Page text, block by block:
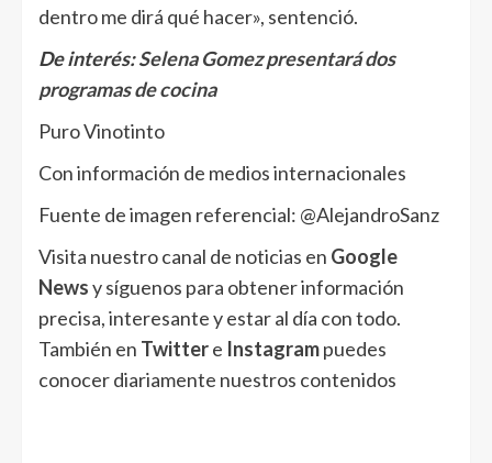
dentro me dirá qué hacer», sentenció.
De interés:Selena Gomez presentará dos
programas de cocina
Puro Vinotinto
Con información de medios internacionales
Fuente de imagen referencial: @AlejandroSanz
Visita nuestro canal de noticias en Google
Newsy síguenos para obtener información
precisa, interesante y estar al día con todo.
También en Twittere Instagrampuedes
conocer diariamente nuestros contenidos